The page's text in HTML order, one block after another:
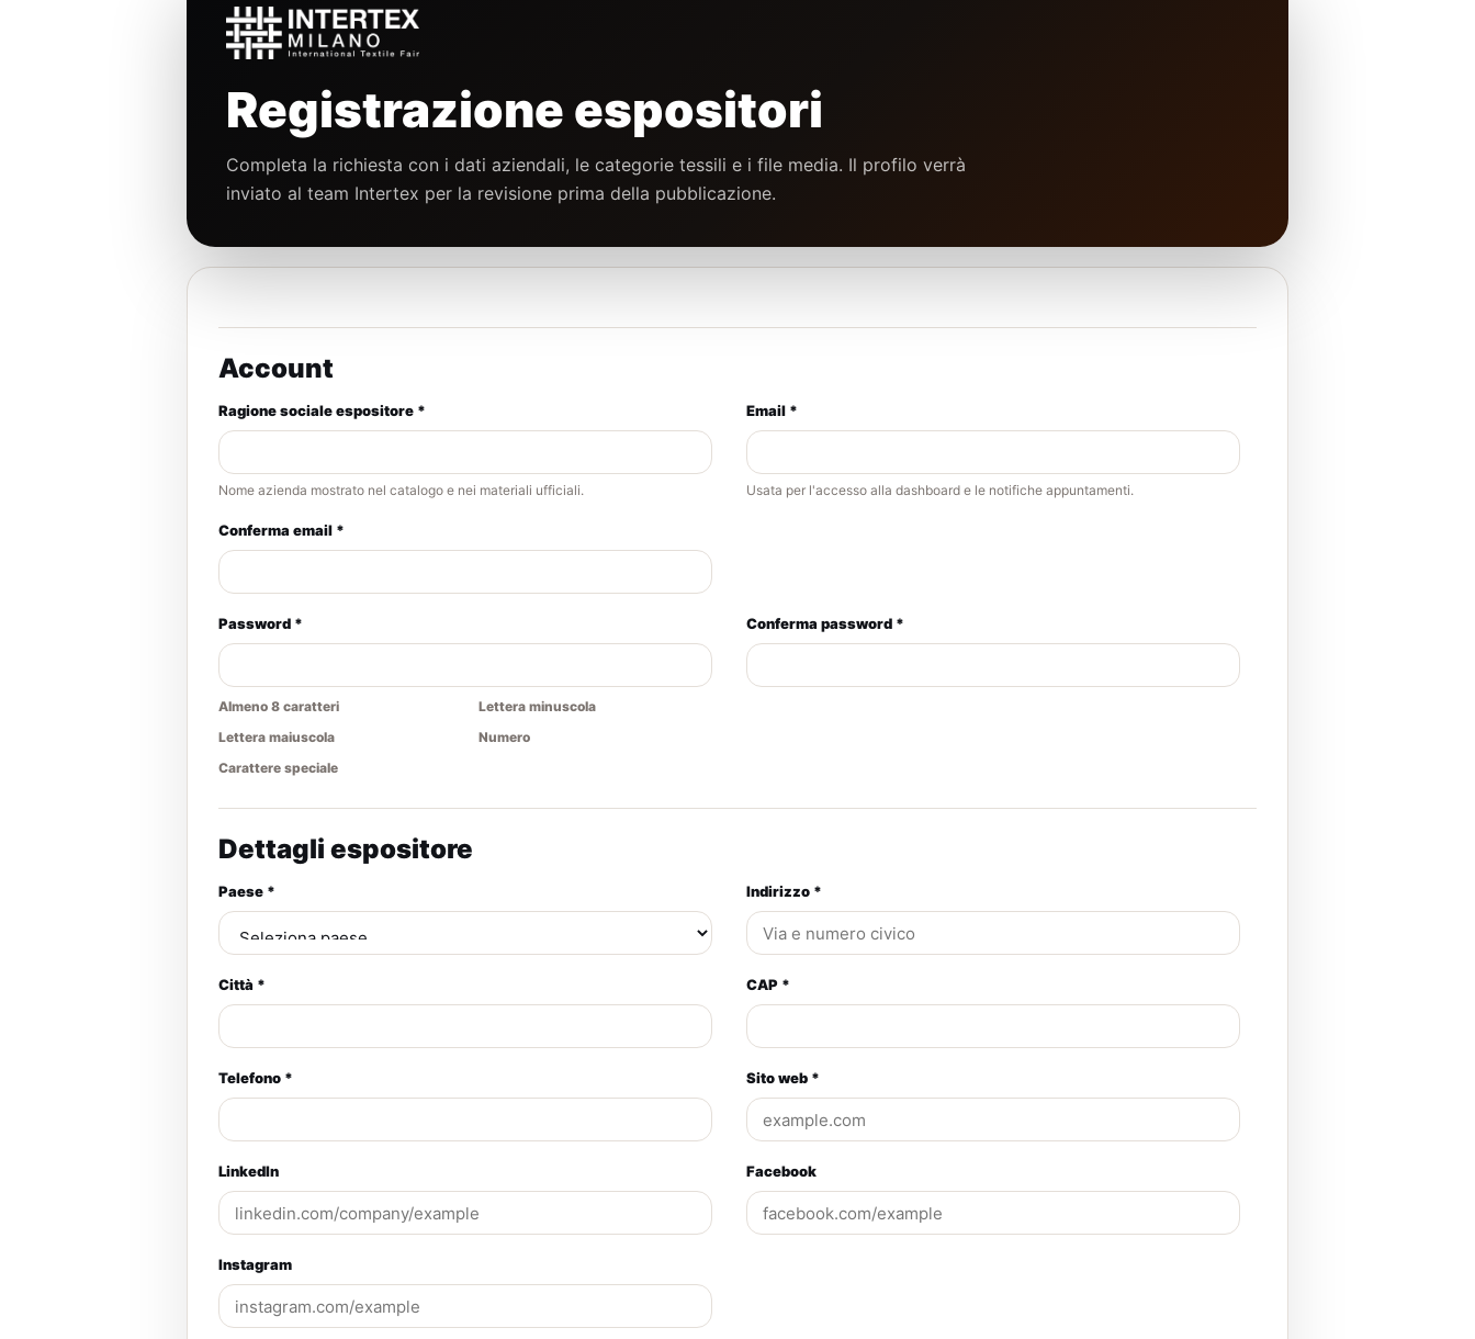
Registrazione espositori
Completa la richiesta con i dati aziendali, le categorie tessili e i file media. Il profilo verrà
inviato al team Intertex per la revisione prima della pubblicazione.
Account
Ragione sociale espositore *
Nome azienda mostrato nel catalogo e nei materiali ufficiali.
Email *
Usata per l'accesso alla dashboard e le notifiche appuntamenti.
Conferma email *
Password *
Almeno 8 caratteri
Lettera minuscola
Lettera maiuscola
Numero
Carattere speciale
Conferma password *
Dettagli espositore
Paese * Indirizzo *
Città * CAP *
Telefono * Sito web *
LinkedIn Facebook
Instagram